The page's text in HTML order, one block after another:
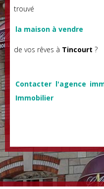
trouvé
la maison à vendre
de vos rêves à Tincourt ?
Contacter l'agence
Immobilier